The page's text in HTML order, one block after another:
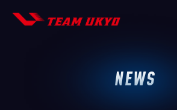
TOP
NEWS